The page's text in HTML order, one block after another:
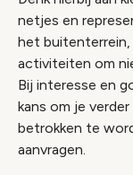
netjes en
het
activiteiten om
Bij interesse en
kans om je
betrokken te
aanvragen.